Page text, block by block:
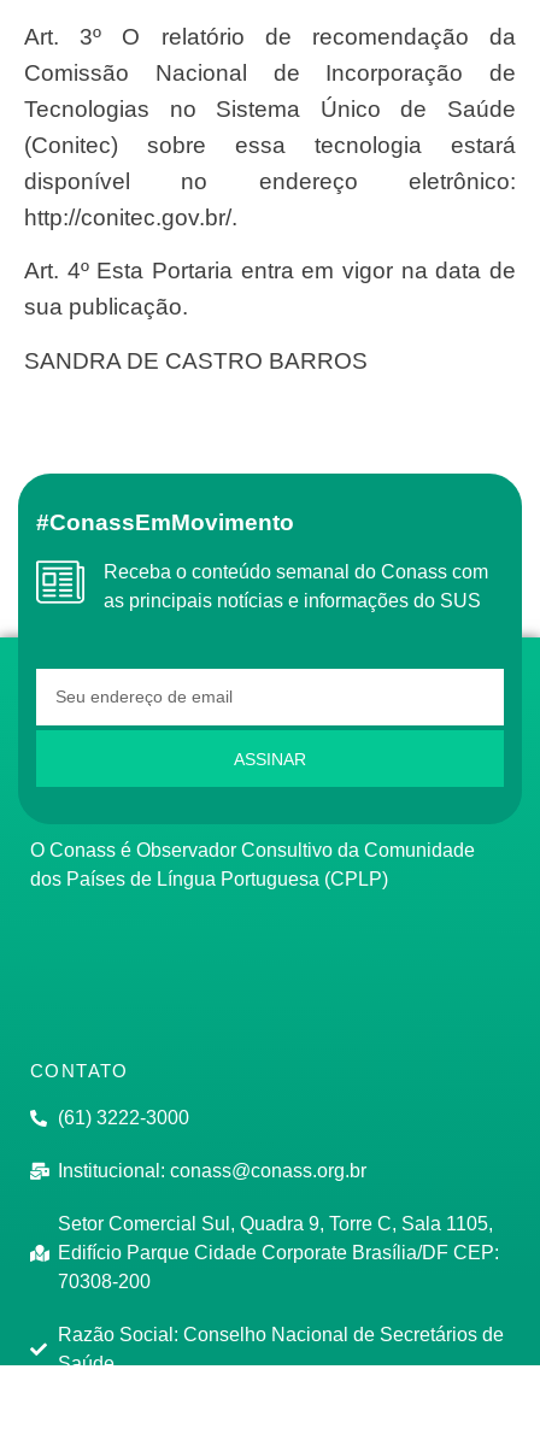
Art. 3º O relatório de recomendação da
Comissão Nacional de Incorporação de
Tecnologias no Sistema Único de Saúde
(Conitec) sobre essa tecnologia estará
disponível no endereço eletrônico:
http://conitec.gov.br/.
Art. 4º Esta Portaria entra em vigor na data de
sua publicação.
SANDRA DE CASTRO BARROS
#ConassEmMovimento
Receba o conteúdo semanal do Conass com
as principais notícias e informações do SUS
ASSINAR
O Conass é Observador Consultivo da Comunidade
dos Países de Língua Portuguesa (CPLP)
CONTATO
(61) 3222-3000
Institucional: conass@conass.org.br
Setor Comercial Sul, Quadra 9, Torre C, Sala 1105,
Edifício Parque Cidade Corporate Brasília/DF CEP:
70308-200
Razão Social: Conselho Nacional de Secretários de
Saúde